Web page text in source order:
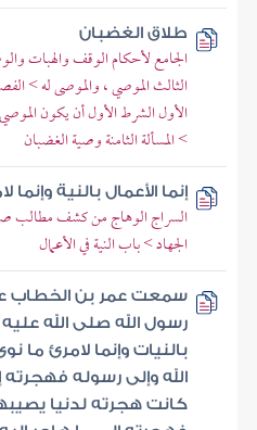
طلاق الغضبان
الجامع لأحكام الوقف والهبات
الثالث الموصي ، والموصى له >
الأول الشرط الأول أن يكون
> المسألة الثامنة وصية الغضبان
إنما الأعمال بالنية وإنما
السراج الوهاج من كشف مطالب
الجهاد > باب النية في الأعمال
سمعت عمر بن الخطاب
رسول الله صلى الله
بالنيات وإنما لامرئ
الله وإلى رسوله فهجرته
كانت هجرته لدنيا